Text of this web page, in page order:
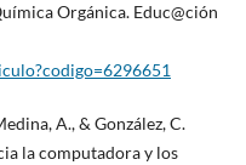
Orgánica. Educ@ción
A., & González, C.
la computadora y los